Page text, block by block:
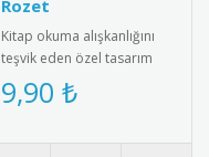
Rozet
Kitap okuma alışkanlığını
teşvik eden özel tasarım
rozet. Okuma sevgisini
yansıtan şık ve anlamlı bi..
9,90 ₺